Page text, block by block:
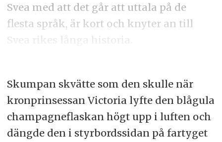
Svea med att det går att uttala på de
flesta språk, är kort och knyter an till
Svea rikes långa historia.
Skumpan skvätte som den skulle när
kronprinsessan Victoria lyfte den blågula
champagneflaskan högt upp i luften och
dängde den i styrbordssidan på fartyget